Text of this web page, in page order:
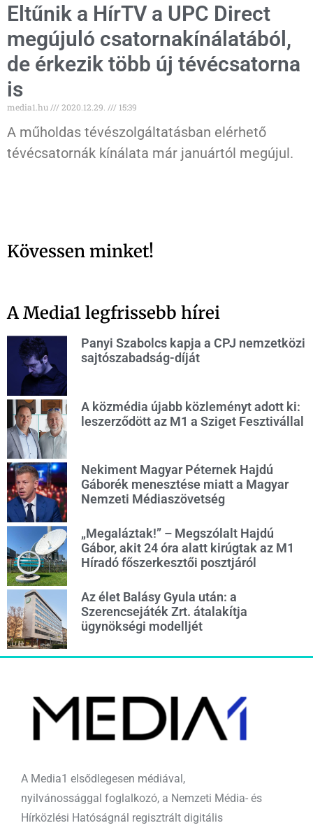
Eltűnik a HírTV a UPC Direct
megújuló csatornakínálatából,
de érkezik több új tévécsatorna
is
media1.hu 2020.12.29. 15:39
A műholdas tévészolgáltatásban elérhető
tévécsatornák kínálata már januártól megújul.
Kövessen minket!
A Media1 legfrissebb hírei
Panyi Szabolcs kapja a CPJ nemzetközi
sajtószabadság-díját
A közmédia újabb közleményt adott ki:
leszerződött az M1 a Sziget Fesztivállal
Nekiment Magyar Péternek Hajdú
Gáborék menesztése miatt a Magyar
Nemzeti Médiaszövetség
„Megaláztak!” – Megszólalt Hajdú
Gábor, akit 24 óra alatt kirúgtak az M1
Híradó főszerkesztői posztjáról
Az élet Balásy Gyula után: a
Szerencsejáték Zrt. átalakítja
ügynökségi modelljét
A Media1 elsődlegesen médiával,
nyilvánossággal foglalkozó, a Nemzeti Média- és
Hírközlési Hatóságnál regisztrált digitális